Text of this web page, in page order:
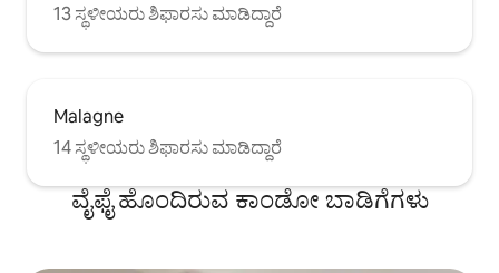
13 ಸ್ಥಳೀಯರು ಶಿಫಾರಸು ಮಾಡಿದ್ದಾರೆ
Malagne
14 ಸ್ಥಳೀಯರು ಶಿಫಾರಸು ಮಾಡಿದ್ದಾರೆ
ವೈಫೈ ಹೊಂದಿರುವ ಕಾಂಡೋ ಬಾಡಿಗೆಗಳು